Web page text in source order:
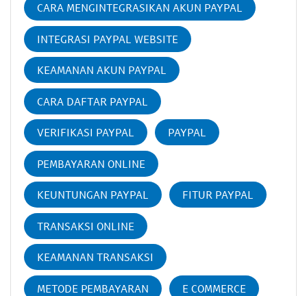
CARA MENGINTEGRASIKAN AKUN PAYPAL
INTEGRASI PAYPAL WEBSITE
KEAMANAN AKUN PAYPAL
CARA DAFTAR PAYPAL
VERIFIKASI PAYPAL PAYPAL
PEMBAYARAN ONLINE
KEUNTUNGAN PAYPAL FITUR PAYPAL
TRANSAKSI ONLINE
KEAMANAN TRANSAKSI
METODE PEMBAYARAN E COMMERCE